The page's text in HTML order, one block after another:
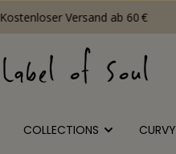
Kostenloser Versand ab 60 €
COLLECTIONS CURVY